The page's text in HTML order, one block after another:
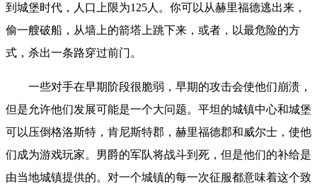
到城堡时代，人口上限为125人。你可以从赫里福德逃出来，
偷一艘破船，从墙上的箭塔上跳下来，或者，以最危险的方
式，杀出一条路穿过前门。
一些对手在早期阶段很脆弱，早期的攻击会使他们崩溃，
但是允许他们发展可能是一个大问题。平坦的城镇中心和城堡
可以压倒格洛斯特，肯尼斯特郡，赫里福德郡和威尔士，使他
们成为游戏玩家。男爵的军队将战斗到死，但是他们的补给是
由当地城镇提供的。对一个城镇的每一次征服都意味着这个致